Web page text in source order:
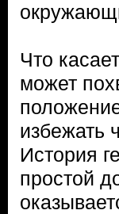
Что
может
избежать
История
простой